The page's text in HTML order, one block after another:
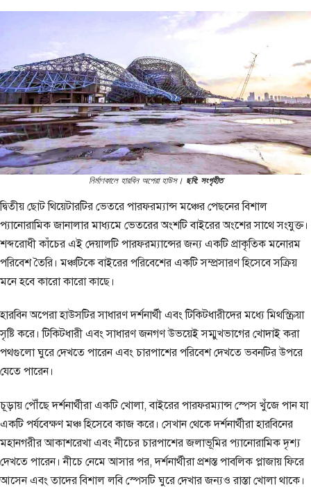
নির্মাণকালে হারবিন অপেরা হাউস। ছবি: সংগৃহীত
দ্বিতীয় ছোট থিয়েটারটির ভেতরে পারফরম্যান্স মঞ্চের পেছনের বিশাল
প্যানোরামিক জানালার মাধ্যমে ভেতরের অংশটি বাইরের অংশের সাথে সংযুক্ত।
শব্দরোধী কাঁচের এই দেয়ালটি পারফরম্যান্সের জন্য একটি প্রাকৃতিক মনোরম
পরিবেশ তৈরি। মঞ্চটিকে বাইরের পরিবেশের একটি সম্প্রসারণ হিসেবে সক্রিয়
মনে হবে কারো কারো কাছে।
হারবিন অপেরা হাউসটির সাধারণ দর্শনার্থী এবং টিকিটধারীদের মধ্যে মিথস্ক্রিয়া
সৃষ্টি করে। টিকিটধারী এবং সাধারণ জনগণ উভয়েই সম্মুখভাগের খোদাই করা
পথগুলো ঘুরে দেখতে পারেন এবং চারপাশের পরিবেশ দেখতে ভবনটির উপরে
যেতে পারেন।
চূড়ায় পৌঁছে দর্শনার্থীরা একটি খোলা, বাইরের পারফরম্যান্স স্পেস খুঁজে পান যা
একটি পর্যবেক্ষণ মঞ্চ হিসেবে কাজ করে। সেখান থেকে দর্শনার্থীরা হারবিনের
মহানগরীর আকাশরেখা এবং নীচের চারপাশের জলাভূমির প্যানোরামিক দৃশ্য
দেখতে পারেন। নীচে নেমে আসার পর, দর্শনার্থীরা প্রশস্ত পাবলিক প্লাজায় ফিরে
আসেন এবং তাদের বিশাল লবি স্পেসটি ঘুরে দেখার জন্যও রাস্তা খোলা থাকে।